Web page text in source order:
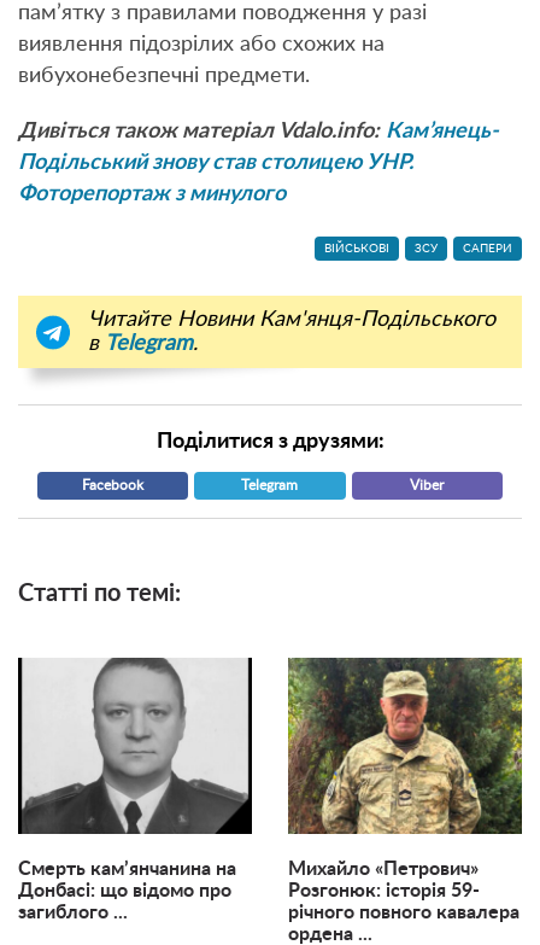
пам’ятку з правилами поводження у разі
виявлення підозрілих або схожих на
вибухонебезпечні предмети.
Дивіться також матеріал Vdalo.info: Кам’янець-
Подільський знову став столицею УНР.
Фоторепортаж з минулого
ВІЙСЬКОВІ ЗСУ САПЕРИ
Читайте Новини Кам'янця-Подільського
в Telegram.
Поділитися з друзями:
Facebook Telegram Viber
Статті по темі:
Смерть кам’янчанина на
Донбасі: що відомо про
загиблого ...
Михайло «Петрович»
Розгонюк: історія 59-
річного повного кавалера
ордена ...